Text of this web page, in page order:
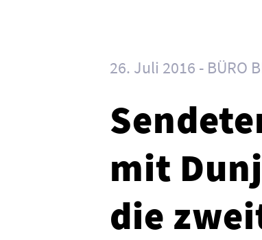
26. Juli 2016 BÜRO
mit
die